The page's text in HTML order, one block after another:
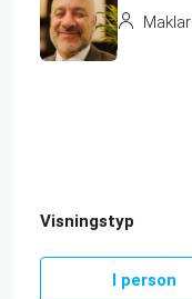
Maklar
Visningstyp
I person